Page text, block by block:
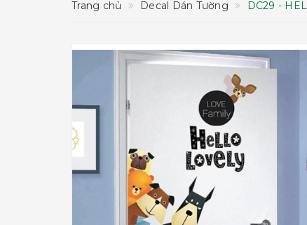
Trang chủ Decal Dán Tường DC29 -